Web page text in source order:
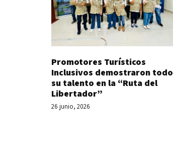
Promotores Turísticos
Inclusivos demostraron todo
su talento en la “Ruta del
Libertador”
26 junio, 2026